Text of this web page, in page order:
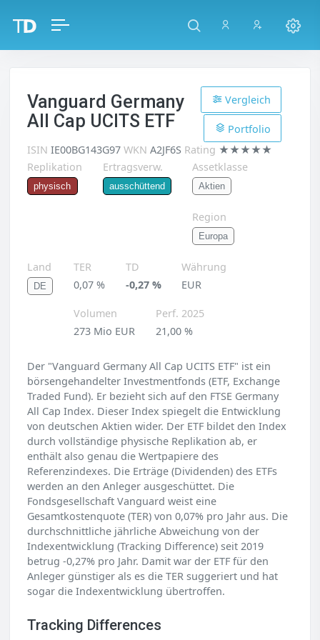
Vanguard Germany
All Cap UCITS ETF
Vergleich
Portfolio
ISIN IE00BG143G97 WKN A2JF6S Rating ★★★★★
Replikation
physisch
Ertragsverw.
ausschüttend
Assetklasse
Aktien
Region
Europa
Land
DE
TER
0,07 %
TD
-0,27 %
Währung
EUR
Volumen
273 Mio EUR
Perf. 2025
21,00 %
Der "Vanguard Germany All Cap UCITS ETF" ist ein
börsengehandelter Investmentfonds (ETF, Exchange
Traded Fund). Er bezieht sich auf den FTSE Germany
All Cap Index. Dieser Index spiegelt die Entwicklung
von deutschen Aktien wider. Der ETF bildet den Index
durch vollständige physische Replikation ab, er
enthält also genau die Wertpapiere des
Referenzindexes. Die Erträge (Dividenden) des ETFs
werden an den Anleger ausgeschüttet. Die
Fondsgesellschaft Vanguard weist eine
Gesamtkostenquote (TER) von 0,07% pro Jahr aus. Die
durchschnittliche jährliche Abweichung von der
Indexentwicklung (Tracking Difference) seit 2019
betrug -0,27% pro Jahr. Damit war der ETF für den
Anleger günstiger als es die TER suggeriert und hat
sogar die Indexentwicklung übertroffen.
Tracking Differences